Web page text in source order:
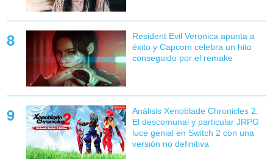
Resident Evil Veronica apunta a
éxito y Capcom celebra un hito
conseguido por el remake
Análisis Xenoblade Chronicles 2:
El descomunal y particular JRPG
luce genial en Switch 2 con una
versión no definitiva